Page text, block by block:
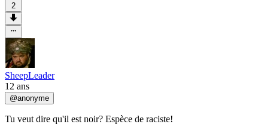
2
SheepLeader
12 ans
@anonyme
Tu veut dire qu'il est noir? Espèce de raciste!